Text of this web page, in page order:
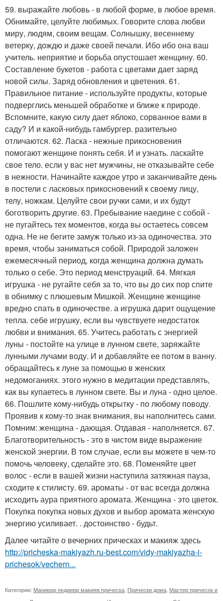
59. выражайте любовь - в любой форме, в любое время.
Обнимайте, целуйте любимых. Говорите слова любви
миру, людям, своим вещам. Солнышку, весеннему
ветерку, дождю и даже своей печали. Ибо ибо она ваш
учитель. неприятие и борьба опустошает женщину. 60.
Составление букетов - работа с цветами дает заряд
новой силы. Заряд обновления и цветения. 61.
Правильное питание - используйте продукты, которые
подверглись меньшей обработке и ближе к природе.
Вспомните, какую силу дает яблоко, сорванное вами в
саду? И и какой-нибудь гамбургер. разительно
отличаются. 62. Ласка - нежные прикосновения
помогают женщине понять себя. И и узнать. ласкайте
свое тело. если у вас нет мужчины, не отказывайте себе
в нежности. Начинайте каждое утро и заканчивайте день
в постели с ласковых прикосновений к своему лицу,
телу, ножкам. Целуйте свои ручки сами, и их будут
боготворить другие. 63. Пребывание наедине с собой -
не пугайтесь тех моментов, когда вы остаетесь совсем
одна. Не не бегите замуж только из-за одиночества. это
время, чтобы заниматься собой. Природой заложен
ежемесячный период, когда женщина должна думать
только о себе. Это период менструаций. 64. Мягкая
игрушка - не ругайте себя за то, что вы до сих пор спите
в обнимку с плюшевым Мишкой. Женщине женщине
вредно спать в одиночестве. а игрушка дарит ощущение
тепла. себе игрушку, если вы чувствуете недостаток
любви и внимания. 65. Учитесь работать с энергией
луны - постойте на улице в лунном свете, заряжайте
лунными лучами воду. И и добавляйте ее потом в ванну.
обращайтесь к луне за помощью в женских
недомоганиях. этого нужно в медитации представлять,
как вы купаетесь в лунном свете. Вы и луна - одно целое.
66. Пошлите кому-нибудь открытку - по любому поводу.
Проявив к кому-то знак внимания, вы наполнитесь сами.
Помним: женщина - дающая. Отдавая - наполняется. 67.
Благотворительность - это в чистом виде выражение
женской энергии. В том случае, если вы можете в чем-то
помочь человеку, сделайте это. 68. Поменяйте цвет
волос - если в вашей жизни наступила затяжная пауза,
сходите к стилисту. 69. ароматы - от вас всегда должна
исходить аура приятного аромата. Женщина - это цветок.
Покупка покупка новых духов и выбор аромата женскую
энергию усиливает. . достоинство - будьт.
Далее читайте о вечерних прическах и макияж здесь
http://pricheska-makiyazh.ru-best.com/vidy-makiyazha-i-
prichesok/vechern...
Категории: Маникюр педикюр макияж прическа Прически дома Мастер причесок и